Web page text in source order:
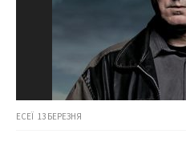
ЕСЕЇ 13 БЕРЕЗНЯ